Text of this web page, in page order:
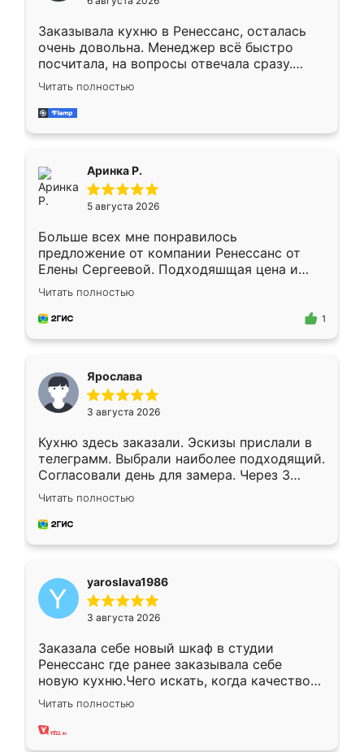
мебели буду заказывать только здесь.
Заказывала кухню в Ренессанс, осталась
очень довольна. Менеджер всё быстро
посчитала, на вопросы отвечала сразу.
Замерщик приехал в субботу, подошёл к
делу со всей ответственностью. Собрали
за день, ребята работали аккуратно, даже
Читать полностью
Аринка Р.
5 августа 2026
Больше всех мне понравилось
предложение от компании Ренессанс от
Елены Сергеевой. Подходяшщая цена и
короткие сроки изготовления. Приехавший
для замера сотрудник Владислав
предложил по моему эскизу самый
Читать полностью
1
Ярослава
3 августа 2026
Кухню здесь заказали. Эскизы прислали в
телеграмм. Выбрали наиболее подходящий.
Согласовали день для замера. Через 3
недели кухня была уже готова. Остались
довольны работой. Спасибо Ренессанс
мебель за качественную работу!
Читать полностью
yaroslava1986
3 августа 2026
Заказала себе новый шкаф в студии
Ренессанс где ранее заказывала себе
новую кухню.Чего искать, когда качеством
вполне довольна. Служит кухня уже почти
два года, нареканий нет.
Читать полностью